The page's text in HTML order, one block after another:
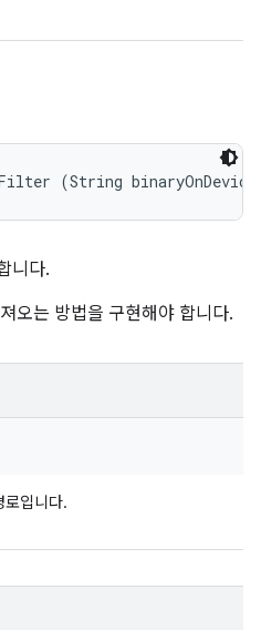
(String
니다.
오는 방법을 구현해야 합니다.
로입니다.